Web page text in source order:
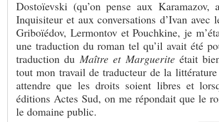
Dostoïevski (qu’on pense aux Karamazov,
Inquisiteur et aux conversations d’Ivan avec
Griboïédov, Lermontov et Pouchkine, je
une traduction du roman tel qu’il avait été
traduction duMaître et Marguerite était
tout mon travail de traducteur de la
attendre que les droits soient libres et
éditions Actes Sud, on me répondait que le
le domaine public.